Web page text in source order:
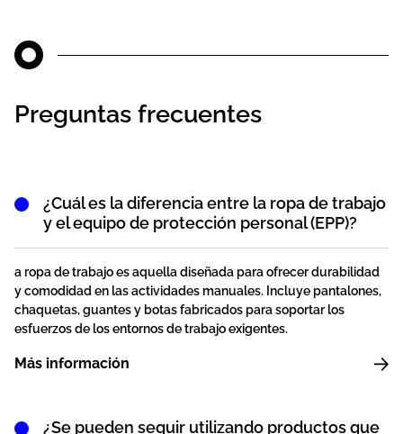
Preguntas frecuentes
¿Cuál es la diferencia entre la ropa de trabajo
y el equipo de protección personal (EPP)?
a ropa de trabajo es aquella diseñada para ofrecer durabilidad
y comodidad en las actividades manuales. Incluye pantalones,
chaquetas, guantes y botas fabricados para soportar los
esfuerzos de los entornos de trabajo exigentes.
Más información
¿Se pueden seguir utilizando productos que